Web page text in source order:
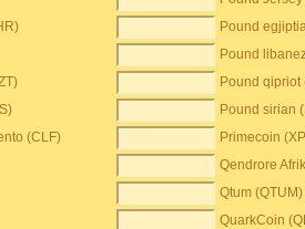
Pound
Pound
Pound qipriot
Pound sirian
(CLF)
Primecoin
Qendrore
Qtum (QTUM)
QuarkCoin